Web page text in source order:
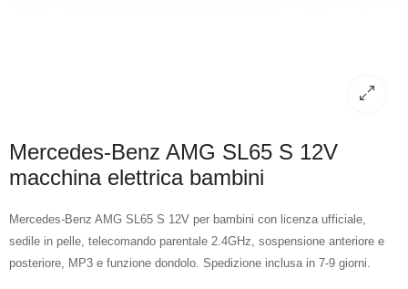
Mercedes-Benz AMG SL65 S 12V
macchina elettrica bambini
Mercedes-Benz AMG SL65 S 12V per bambini con licenza ufficiale,
sedile in pelle, telecomando parentale 2.4GHz, sospensione anteriore e
posteriore, MP3 e funzione dondolo. Spedizione inclusa in 7-9 giorni.